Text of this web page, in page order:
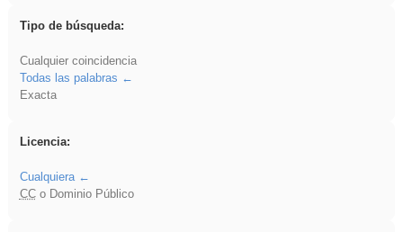
Tipo de búsqueda:
Cualquier coincidencia
Todas las palabras
Exacta
Licencia:
Cualquiera
CCo Dominio Público